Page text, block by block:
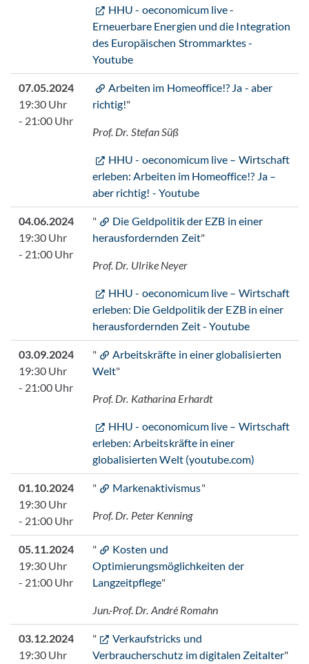
HHU - oeconomicum live -
Erneuerbare Energien und die Integration
des Europäischen Strommarktes -
Youtube
07.05.2024
19:30 Uhr
- 21:00 Uhr
Arbeiten im Homeoffice!? Ja - aber
richtig!"
Prof. Dr. Stefan Süß
HHU - oeconomicum live – Wirtschaft
erleben: Arbeiten im Homeoffice!? Ja –
aber richtig! - Youtube
04.06.2024
19:30 Uhr
- 21:00 Uhr
"
Die Geldpolitik der EZB in einer
herausfordernden Zeit"
Prof. Dr. Ulrike Neyer
HHU - oeconomicum live – Wirtschaft
erleben: Die Geldpolitik der EZB in einer
herausfordernden Zeit - Youtube
03.09.2024
19:30 Uhr
- 21:00 Uhr
"
Arbeitskräfte in einer globalisierten
Welt"
Prof. Dr. Katharina Erhardt
HHU - oeconomicum live – Wirtschaft
erleben: Arbeitskräfte in einer
globalisierten Welt (youtube.com)
01.10.2024
19:30 Uhr
- 21:00 Uhr
" Markenaktivismus"
Prof. Dr. Peter Kenning
05.11.2024
19:30 Uhr
- 21:00 Uhr
"
Kosten und
Optimierungsmöglichkeiten der
Langzeitpflege"
Jun.-Prof. Dr. André Romahn
03.12.2024
19:30 Uhr
"
Verkaufstricks und
Verbraucherschutz im digitalen Zeitalter"